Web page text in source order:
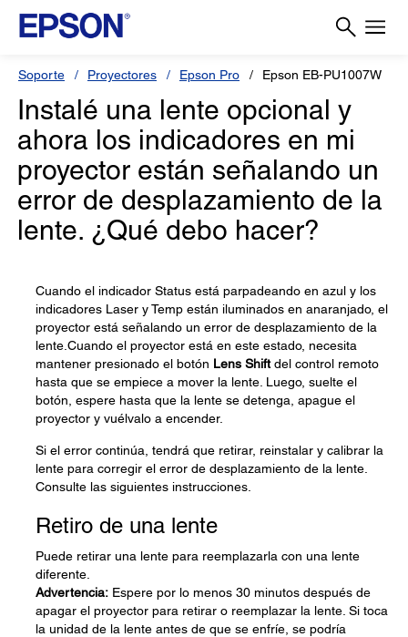
Soporte Proyectores Epson Pro Epson EB-PU1007W
Instalé una lente opcional y
ahora los indicadores en mi
proyector están señalando un
error de desplazamiento de la
lente. ¿Qué debo hacer?
Cuando el indicador Status está parpadeando en azul y los
indicadores Laser y Temp están iluminados en anaranjado, el
proyector está señalando un error de desplazamiento de la
lente.Cuando el proyector está en este estado, necesita
mantener presionado el botón Lens Shiftdel control remoto
hasta que se empiece a mover la lente. Luego, suelte el
botón, espere hasta que la lente se detenga, apague el
proyector y vuélvalo a encender.
Si el error continúa, tendrá que retirar, reinstalar y calibrar la
lente para corregir el error de desplazamiento de la lente.
Consulte las siguientes instrucciones.
Retiro de una lente
Puede retirar una lente para reemplazarla con una lente
diferente.
Advertencia: Espere por lo menos 30 minutos después de
apagar el proyector para retirar o reemplazar la lente. Si toca
la unidad de la lente antes de que se enfríe, se podría